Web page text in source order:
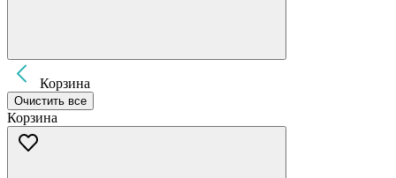
Корзина
Очистить все
Корзина